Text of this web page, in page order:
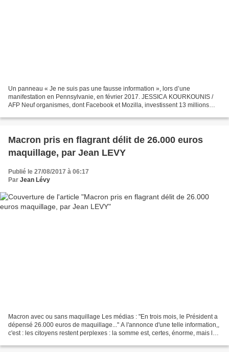
Un panneau « Je ne suis pas une fausse information », lors d’une
manifestation en Pennsylvanie, en février 2017. JESSICA KOURKOUNIS /
AFP Neuf organismes, dont Facebook et Mozilla, investissent 13 millions
Macron pris en flagrant délit de 26.000 euros
maquillage, par Jean LEVY
Publié le 27/08/2017 à 06:17
Par Jean Lévy
Macron avec ou sans maquillage Les médias : "En trois mois, le Président a
dépensé 26.000 euros de maquillage..." A l'annonce d'une telle information,,
c'est : les citoyens restent perplexes : la somme est, certes, énorme, mais la